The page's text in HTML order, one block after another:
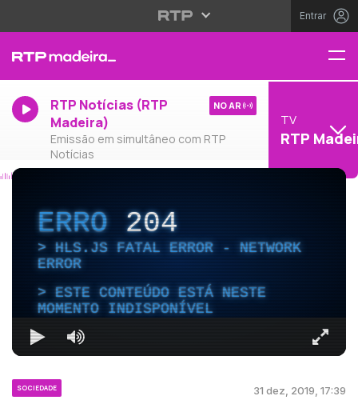
Entrar
RTP Notícias (RTP
Madeira)
Emissão em simultâneo com RTP
Notícias
NO AR
TV
RTP
ERRO204
HLS.JS FATAL ERROR - NETWORK
ERROR
ESTE CONTEÚDO ESTÁ NESTE
MOMENTO INDISPONÍVEL
SOCIEDADE 31 dez, 2019, 17:39